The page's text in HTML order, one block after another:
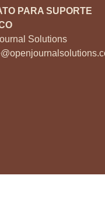
PARA SUPORTE
Solutions